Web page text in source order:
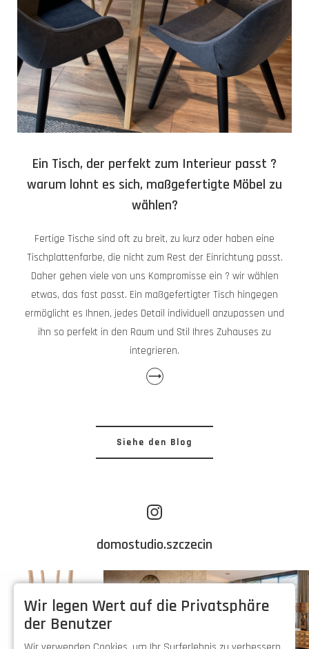
Ein Tisch, der perfekt zum Interieur passt ?
warum lohnt es sich, maßgefertigte Möbel zu
wählen?
Fertige Tische sind oft zu breit, zu kurz oder haben eine
Tischplattenfarbe, die nicht zum Rest der Einrichtung passt.
Daher gehen viele von uns Kompromisse ein ? wir wählen
etwas, das fast passt. Ein maßgefertigter Tisch hingegen
ermöglicht es Ihnen, jedes Detail individuell anzupassen und
ihn so perfekt in den Raum und Stil Ihres Zuhauses zu
integrieren.
⟶
Siehe den Blog
domostudio.szczecin
Wir legen Wert auf die Privatsphäre
der Benutzer